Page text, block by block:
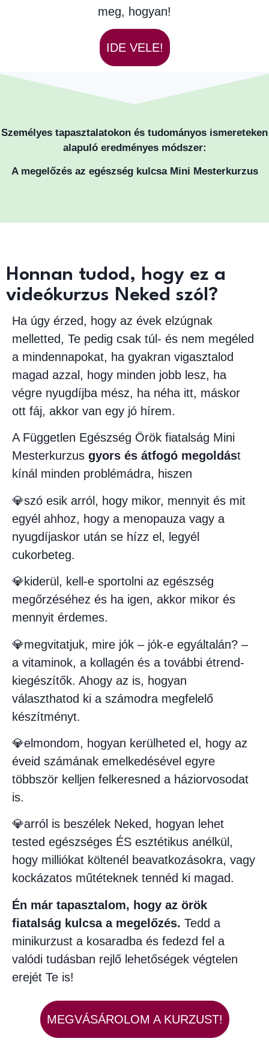
meg, hogyan!
IDE VELE!
Személyes tapasztalatokon és tudományos ismereteken
alapuló eredményes módszer:
A megelőzés az egészség kulcsa Mini Mesterkurzus
Honnan tudod, hogy ez a
videókurzus Neked szól?
Ha úgy érzed, hogy az évek elzúgnak
melletted, Te pedig csak túl- és nem megéled
a mindennapokat, ha gyakran vigasztalod
magad azzal, hogy minden jobb lesz, ha
végre nyugdíjba mész, ha néha itt, máskor
ott fáj, akkor van egy jó hírem.
A Független Egészség Örök fiatalság Mini
Mesterkurzus gyors és átfogó megoldást
kínál minden problémádra, hiszen
💎szó esik arról, hogy mikor, mennyit és mit
egyél ahhoz, hogy a menopauza vagy a
nyugdíjaskor után se hízz el, legyél
cukorbeteg.
💎kiderül, kell-e sportolni az egészség
megőrzéséhez és ha igen, akkor mikor és
mennyit érdemes.
💎megvitatjuk, mire jók – jók-e egyáltalán? –
a vitaminok, a kollagén és a további étrend-
kiegészítők. Ahogy az is, hogyan
választhatod ki a számodra megfelelő
készítményt.
💎elmondom, hogyan kerülheted el, hogy az
éveid számának emelkedésével egyre
többször kelljen felkeresned a háziorvosodat
is.
💎arról is beszélek Neked, hogyan lehet
tested egészséges ÉS esztétikus anélkül,
hogy milliókat költenél beavatkozásokra, vagy
kockázatos műtéteknek tennéd ki magad.
Én már tapasztalom, hogy az örök
fiatalság kulcsa a megelőzés. Tedd a
minikurzust a kosaradba és fedezd fel a
valódi tudásban rejlő lehetőségek végtelen
erejét Te is!
MEGVÁSÁROLOM A KURZUST!